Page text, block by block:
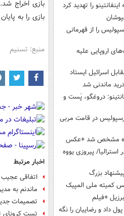
را تهدید کرد
را از قهرمانی
اروپایی علیه
اسرائیل ایستاد
ماندنی شد
دروغگو، پَست‌ و
در قامت مربی
مشخص شد +عکس
استرالیا/ پیروزی یووه
کمیته ملی المپیک
+فیلم
داد و رضاییان را نگه
بازی را به
منبع: تسنیم
اخبار مرتبط
اتفاقی عجیب
ماندنم به
تصمیمات
تست کرونای